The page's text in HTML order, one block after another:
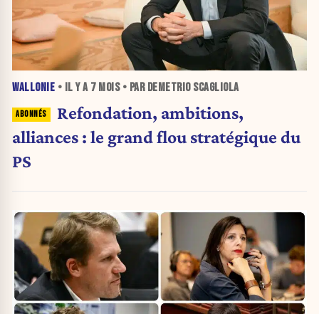
WALLONIE • IL Y A 7 MOIS• PAR DEMETRIO SCAGLIOLA
Refondation, ambitions,
alliances : le grand flou stratégique du
PS